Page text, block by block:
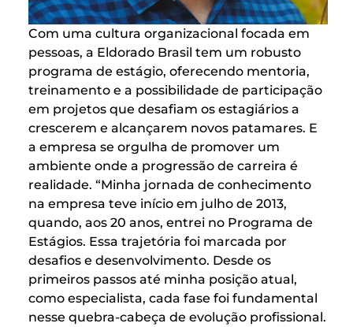
Com uma cultura organizacional focada em
pessoas, a Eldorado Brasil tem um robusto
programa de estágio, oferecendo mentoria,
treinamento e a possibilidade de participação
em projetos que desafiam os estagiários a
crescerem e alcançarem novos patamares. E
a empresa se orgulha de promover um
ambiente onde a progressão de carreira é
realidade. “Minha jornada de conhecimento
na empresa teve início em julho de 2013,
quando, aos 20 anos, entrei no Programa de
Estágios. Essa trajetória foi marcada por
desafios e desenvolvimento. Desde os
primeiros passos até minha posição atual,
como especialista, cada fase foi fundamental
nesse quebra-cabeça de evolução profissional.